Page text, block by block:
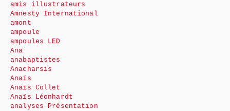
amis illustrateurs
Amnesty International
amont
ampoule
ampoules LED
Ana
anabaptistes
Anacharsis
Anaïs
Anaïs Collet
Anaïs Léonhardt
analyses Présentation